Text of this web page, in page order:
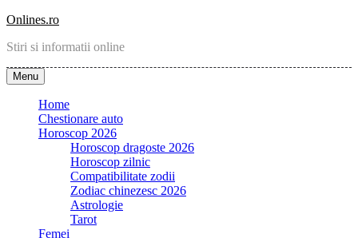
Skip
content
Onlines.ro
Stiri si informatii online
Menu
Home
Chestionare auto
Horoscop 2026
Horoscop dragoste 2026
Horoscop zilnic
Compatibilitate zodii
Zodiac chinezesc 2026
Astrologie
Tarot
Femei